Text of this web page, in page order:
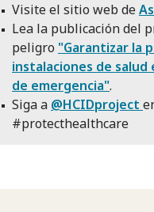
Visite el sitio web de
Lea la publicación del
peligro "Garantizar la
instalaciones de
de emergencia".
Siga a @HCIDproject
#protecthealthcare